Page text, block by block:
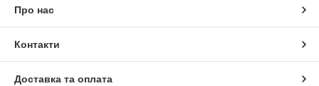
Про нас
Контакти
Доставка та оплата